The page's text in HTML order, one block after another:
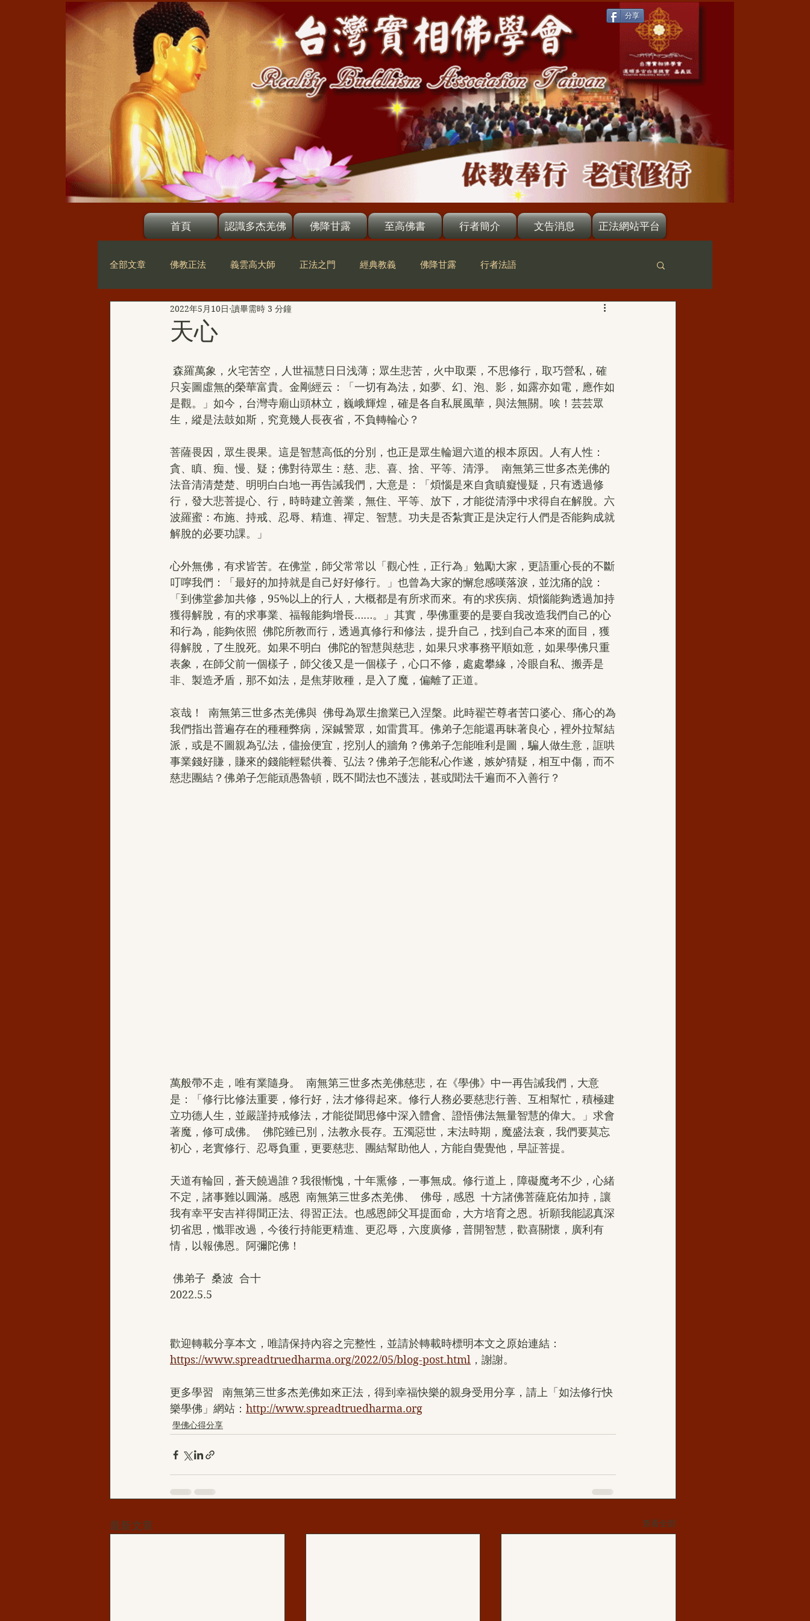
分享
首頁 認識多杰羌佛 佛降甘露 至高佛書 行者簡介 文告消息 正法網站平台
全部文章 佛教正法 義雲高大師 正法之門 經典教義 佛降甘露 行者法語
第三世多杰羌佛辦公室公告 世界佛教總部公告 第三世多杰羌佛正法受用
H.H.三世多杰羌佛的聖蹟佛格 H.H.第三世多杰羌佛中國畫作品 旺扎上尊 美國舊金山華藏寺
H.H.第三世多杰羌佛西洋畫 拉珍聖德 H.H.第三世多杰羌佛書法作品 金巴仁波且 佛母玉花壽之王
伏藏那瑪大師 聖天湖佛教城 聖蹟寺 南無第三世多杰羌佛經藏總集 撥亂反正維護如來正法
天心
2022年5月10日 讀畢需時 3 分鐘
只妄圖虛無的榮華富貴。金剛經云：「一切有為法，如夢、幻、泡、影，如露亦如電，應作如
是觀。」如今，台灣寺廟山頭林立，巍峨輝煌，確是各自私展風華，與法無關。唉！芸芸眾
生，縱是法鼓如斯，究竟幾人長夜省，不負轉輪心？
菩薩畏因，眾生畏果。這是智慧高低的分別，也正是眾生輪迴六道的根本原因。人有人性：
貪、瞋、痴、慢、疑；佛對待眾生：慈、悲、喜、捨、平等、清淨。  南無第三世多杰羌佛的
法音清清楚楚、明明白白地一再告誡我們，大意是：「煩惱是來自貪瞋癡慢疑，只有透過修
行，發大悲菩提心、行，時時建立善業，無住、平等、放下，才能從清淨中求得自在解脫。六
波羅蜜：布施、持戒、忍辱、精進、禪定、智慧。功夫是否紮實正是決定行人們是否能夠成就
解脫的必要功課。」
心外無佛，有求皆苦。在佛堂，師父常常以「觀心性，正行為」勉勵大家，更語重心長的不斷
叮嚀我們：「最好的加持就是自己好好修行。」也曾為大家的懈怠感嘆落淚，並沈痛的說：
「到佛堂參加共修，95%以上的行人，大概都是有所求而來。有的求疾病、煩惱能夠透過加持
獲得解脫，有的求事業、福報能夠增長……。」其實，學佛重要的是要自我改造我們自己的心
和行為，能夠依照  佛陀所教而行，透過真修行和修法，提升自己，找到自己本來的面目，獲
得解脫，了生脫死。如果不明白  佛陀的智慧與慈悲，如果只求事務平順如意，如果學佛只重
表象，在師父前一個樣子，師父後又是一個樣子，心口不修，處處攀緣，冷眼自私、搬弄是
非、製造矛盾，那不如法，是焦芽敗種，是入了魔，偏離了正道。
哀哉！  南無第三世多杰羌佛與  佛母為眾生擔業已入涅槃。此時翟芒尊者苦口婆心、痛心的為
我們指出普遍存在的種種弊病，深鍼警眾，如雷貫耳。佛弟子怎能還再昧著良心，裡外拉幫結
派，或是不圖親為弘法，儘撿便宜，挖別人的牆角？佛弟子怎能唯利是圖，騙人做生意，誆哄
事業錢好賺，賺來的錢能輕鬆供養、弘法？佛弟子怎能私心作遂，嫉妒猜疑，相互中傷，而不
慈悲團結？佛弟子怎能頑愚魯頓，既不聞法也不護法，甚或聞法千遍而不入善行？
萬般帶不走，唯有業隨身。  南無第三世多杰羌佛慈悲，在《學佛》中一再告誡我們，大意
是：「修行比修法重要，修行好，法才修得起來。修行人務必要慈悲行善、互相幫忙，積極建
立功德人生，並嚴謹持戒修法，才能從聞思修中深入體會、證悟佛法無量智慧的偉大。」求會
著魔，修可成佛。  佛陀雖已別，法教永長存。五濁惡世，末法時期，魔盛法衰，我們要莫忘
初心，老實修行、忍辱負重，更要慈悲、團結幫助他人，方能自覺覺他，早証菩提。
天道有輪回，蒼天饒過誰？我很慚愧，十年熏修，一事無成。修行道上，障礙魔考不少，心緒
不定，諸事難以圓滿。感恩  南無第三世多杰羌佛、  佛母，感恩  十方諸佛菩薩庇佑加持，讓
我有幸平安吉祥得聞正法、得習正法。也感恩師父耳提面命，大方培育之恩。祈願我能認真深
切省思，懺罪改過，今後行持能更精進、更忍辱，六度廣修，普開智慧，歡喜關懷，廣利有
情，以報佛恩。阿彌陀佛！
佛弟子  桑波  合十
2022.5.5
歡迎轉載分享本文，唯請保持內容之完整性，並請於轉載時標明本文之原始連結：
https://www.spreadtruedharma.org/2022/05/blog-post.html ，謝謝。
更多學習   南無第三世多杰羌佛如來正法，得到幸福快樂的親身受用分享，請上「如法修行快
樂學佛」網站： http://www.spreadtruedharma.org
學佛心得分享
最新文章 查看全部